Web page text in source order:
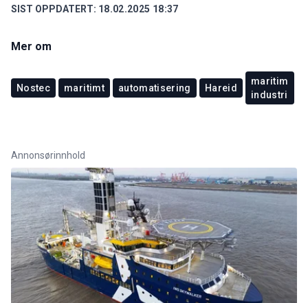
SIST OPPDATERT: 18.02.2025 18:37
Mer om
Nostec maritimt automatisering Hareid
maritim
industri
Annonsørinnhold